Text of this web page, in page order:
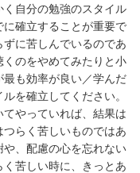
自分の勉強のスタイル
確立することが重要で
に苦しんでいるのであ
のをやめてみたりと小
も効率が良い／学んだ
を確立してください。
やっていれば、結果は
らく苦しいものではあ
、配慮の心を忘れない
苦しい時に、きっとあ